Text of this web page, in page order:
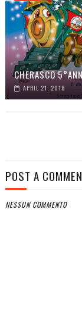
CHERASCO
APRIL 21, 2018
POST A
NESSUN COMMENTO